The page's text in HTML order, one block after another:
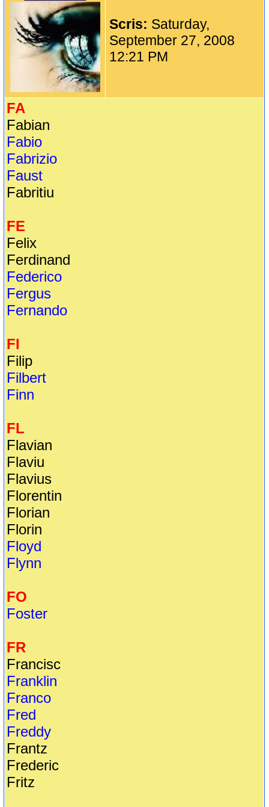
Scris: Saturday,
September 27, 2008
12:21 PM
FA
Fabian
Fabio
Fabrizio
Faust
Fabritiu
FE
Felix
Ferdinand
Federico
Fergus
Fernando
FI
Filip
Filbert
Finn
FL
Flavian
Flaviu
Flavius
Florentin
Florian
Florin
Floyd
Flynn
FO
Foster
FR
Francisc
Franklin
Franco
Fred
Freddy
Frantz
Frederic
Fritz